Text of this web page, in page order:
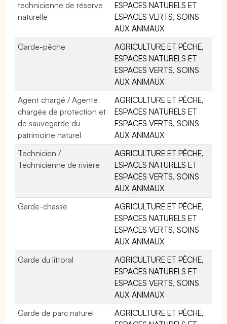
technicienne de réserve
naturelle
ESPACES NATURELS ET
ESPACES VERTS, SOINS
AUX ANIMAUX
Garde-pêche
AGRICULTURE ET PÊCHE,
ESPACES NATURELS ET
ESPACES VERTS, SOINS
AUX ANIMAUX
Agent chargé / Agente
chargée de protection et
de sauvegarde du
patrimoine naturel
AGRICULTURE ET PÊCHE,
ESPACES NATURELS ET
ESPACES VERTS, SOINS
AUX ANIMAUX
Technicien /
Technicienne de rivière
AGRICULTURE ET PÊCHE,
ESPACES NATURELS ET
ESPACES VERTS, SOINS
AUX ANIMAUX
Garde-chasse
AGRICULTURE ET PÊCHE,
ESPACES NATURELS ET
ESPACES VERTS, SOINS
AUX ANIMAUX
Garde du littoral
AGRICULTURE ET PÊCHE,
ESPACES NATURELS ET
ESPACES VERTS, SOINS
AUX ANIMAUX
Garde de parc naturel
AGRICULTURE ET PÊCHE,